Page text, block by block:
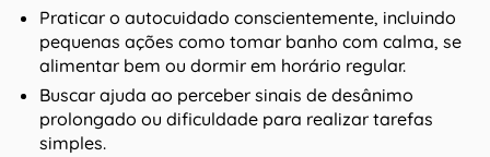
Praticar o autocuidado conscientemente, incluindo
pequenas ações como tomar banho com calma, se
alimentar bem ou dormir em horário regular.
Buscar ajuda ao perceber sinais de desânimo
prolongado ou dificuldade para realizar tarefas
simples.